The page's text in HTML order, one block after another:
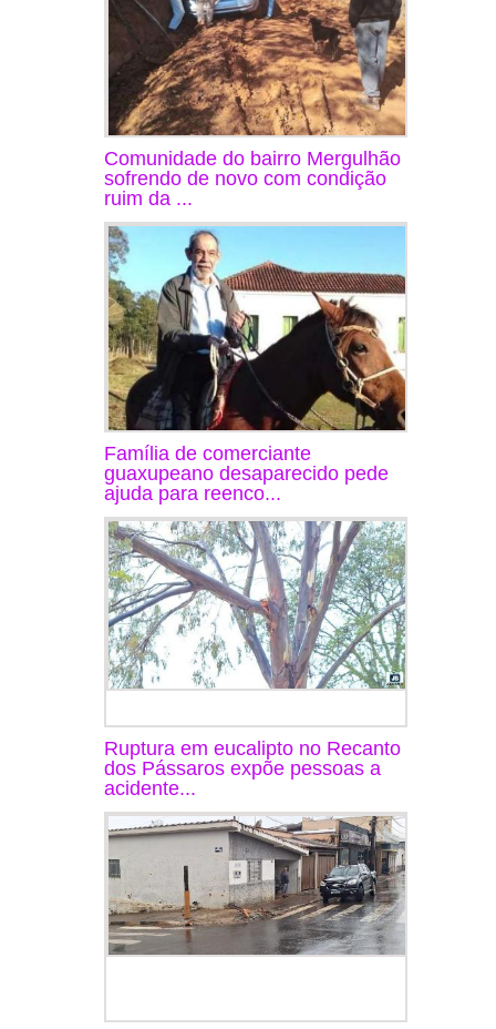
Comunidade do bairro Mergulhão
sofrendo de novo com condição
ruim da ...
Família de comerciante
guaxupeano desaparecido pede
ajuda para reenco...
Ruptura em eucalipto no Recanto
dos Pássaros expõe pessoas a
acidente...